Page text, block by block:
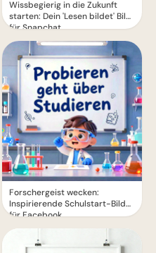
Wissbegierig in die Zukunft
starten: Dein 'Lesen bildet' Bild
für Snapchat
Forschergeist wecken:
Inspirierende Schulstart-Bilder
für Facebook